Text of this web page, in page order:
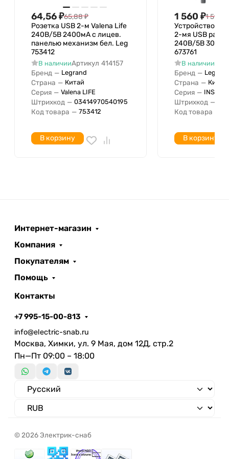
Тип разъема USB
64,56₽65,88₽
Розетка USB 2-м Valena Life
240В/5В 2400мА с лицев.
панелью механизм бел. Leg
753412
В наличииАртикул 414157
Бренд — Legrand
Страна — Китай
Серия — Valena LIFE
Штрихкод — 03414970540195
Код товара — 753412
В корзину
1 560 ₽1
Устройство
2-мя USB
240В/5В
673761
В наличии
Бренд —
Страна — Китай
Серия —
Штрихкод —
Код товара
В корзину
Интернет-магазин
Компания
Покупателям
Помощь
Контакты
+7 995-15-00-813
info@electric-snab.ru
Москва, Химки, ул. 9 Мая, дом 12Д, стр.2
Пн—Пт 09:00 – 18:00
© 2026 Электрик-снаб